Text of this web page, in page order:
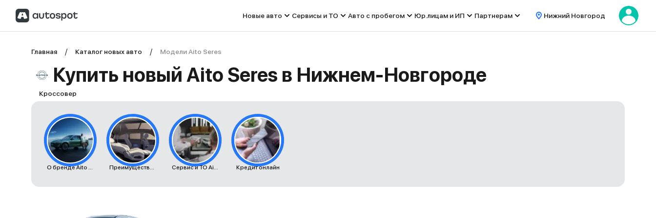
Новые авто Сервисы и ТО Авто с пробегом Юр.лицам и ИП Партнерам Нижний Новгород
Главная Каталог новых авто Модели Aito Seres
Купить новый Aito Seres в Нижнем-Новгороде
Кроссовер
О бренде Aito Seres Преимущества автомобилей Aito Seres Сервис и ТО Aito Seres Кредит онлайн